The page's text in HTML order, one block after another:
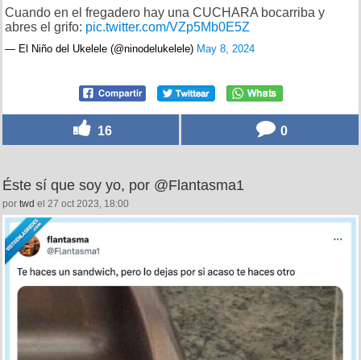
Cuando en el fregadero hay una CUCHARA bocarriba y
abres el grifo: pic.twitter.com/VZp5Mb0E5Z
— El Niño del Ukelele (@ninodelukelele) May 8, 2024
16 0
Éste sí que soy yo, por @Flantasma1
por twd el 27 oct 2023, 18:00